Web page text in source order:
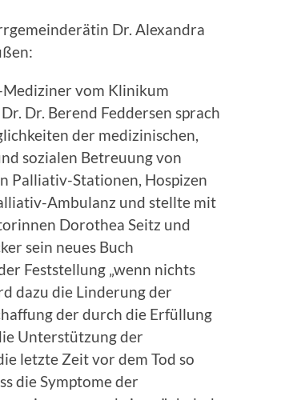
Dr. Alexandra
vom Klinikum
Dr. Berend Feddersen sprach
der medizinischen,
sozialen Betreuung von
Palliativ-Stationen, Hospizen
Ambulanz und stellte mit
Dorothea Seitz und
sein neues Buch
Feststellung „wenn nichts
dazu die Linderung der
der durch die Erfüllung
Unterstützung der
letzte Zeit vor dem Tod so
die Symptome der